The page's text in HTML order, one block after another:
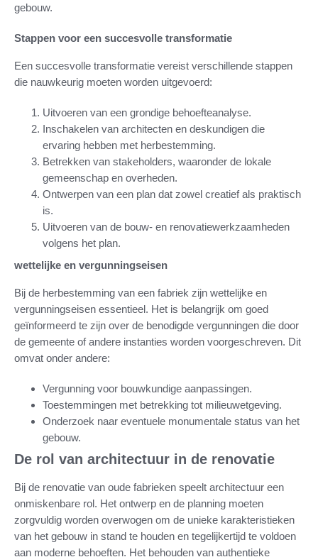
gebouw.
Stappen voor een succesvolle transformatie
Een succesvolle transformatie vereist verschillende stappen
die nauwkeurig moeten worden uitgevoerd:
Uitvoeren van een grondige behoefteanalyse.
Inschakelen van architecten en deskundigen die
ervaring hebben met herbestemming.
Betrekken van stakeholders, waaronder de lokale
gemeenschap en overheden.
Ontwerpen van een plan dat zowel creatief als praktisch
is.
Uitvoeren van de bouw- en renovatiewerkzaamheden
volgens het plan.
wettelijke en vergunningseisen
Bij de herbestemming van een fabriek zijn wettelijke en
vergunningseisen essentieel. Het is belangrijk om goed
geïnformeerd te zijn over de benodigde vergunningen die door
de gemeente of andere instanties worden voorgeschreven. Dit
omvat onder andere:
Vergunning voor bouwkundige aanpassingen.
Toestemmingen met betrekking tot milieuwetgeving.
Onderzoek naar eventuele monumentale status van het
gebouw.
De rol van architectuur in de renovatie
Bij de renovatie van oude fabrieken speelt architectuur een
onmiskenbare rol. Het ontwerp en de planning moeten
zorgvuldig worden overwogen om de unieke karakteristieken
van het gebouw in stand te houden en tegelijkertijd te voldoen
aan moderne behoeften. Het behouden van authentieke